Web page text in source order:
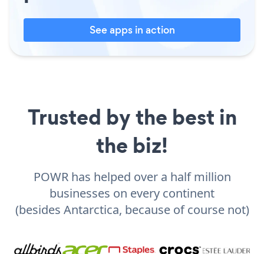
See apps in action
Trusted by the best in
the biz!
POWR has helped over a half million
businesses on every continent
(besides Antarctica, because of course not)